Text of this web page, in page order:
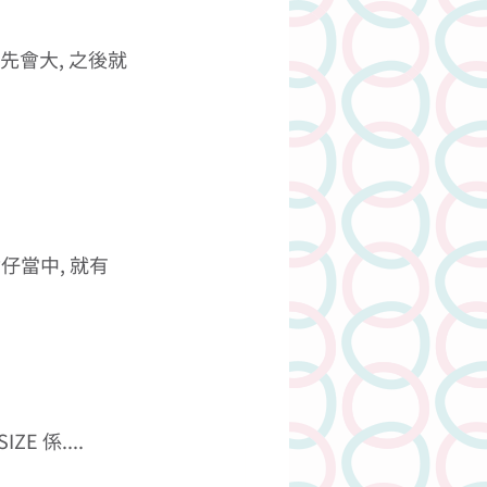
會大, 之後就
當中, 就有
係....